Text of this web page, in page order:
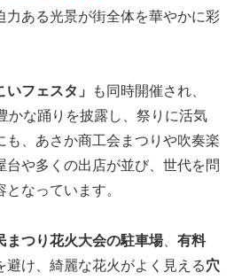
力ある光景が街全体を華やかに彩
いフェスタ」
も同時開催され、
かな踊りを披露し、祭りに活気
も、あさか商工会まつりや吹奏楽
台や多くの出店が並び、世代を問
なっています。
まつり花火大会の駐車場、 有料
避け、綺麗な花火がよく見える穴